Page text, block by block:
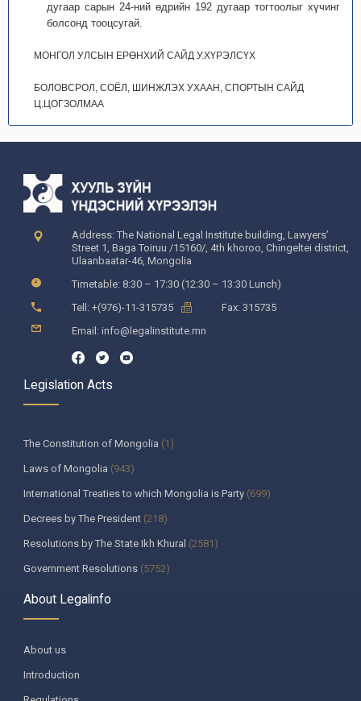
дугаар сарын 24-ний өдрийн 192 дугаар тогтоолыг хүчингүй
болсонд тооцсугай.
МОНГОЛ УЛСЫН ЕРӨНХИЙ САЙД У.ХҮРЭЛСҮХ
БОЛОВСРОЛ, СОЁЛ, ШИНЖЛЭХ УХААН, СПОРТЫН САЙД
Ц.ЦОГЗОЛМАА
Address: The National Legal Institute building, Lawyers’
Street 1, Baga Toiruu /15160/, 4th khoroo, Chingeltei district,
Ulaanbaatar-46, Mongolia
Timetable: 8:30 – 17:30 (12:30 – 13:30 Lunch)
Tell: +(976)-11-315735
Fax: 315735
Email: info@legalinstitute.mn
Legislation Acts
The Constitution of Mongolia (1)
Laws of Mongolia (943)
International Treaties to which Mongolia is Party (699)
Decrees by The President (218)
Resolutions by The State Ikh Khural (2581)
Government Resolutions (5752)
Decisions by The Constitutional Court of Mongolia
Resolutions by The State Supreme Court
Decisions by The Heads of the bodies appointed by The Parliament
(130)
Ministerial decrees
About Legalinfo
About us
Introduction